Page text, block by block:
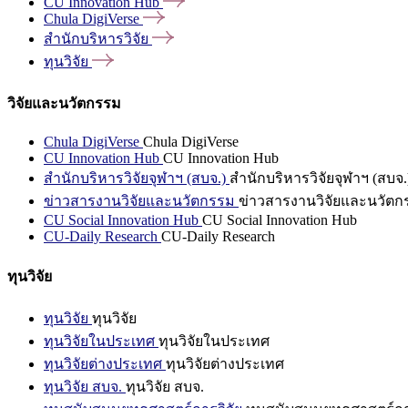
Chula DigiVerse
สำนักบริหารวิจัย
ทุนวิจัย
วิจัยและนวัตกรรม
Chula DigiVerse Chula DigiVerse
CU Innovation Hub CU Innovation Hub
สำนักบริหารวิจัยจุฬาฯ (สบจ.) สำนักบริหารวิจัยจุฬาฯ (สบจ
ข่าวสารงานวิจัยและนวัตกรรม ข่าวสารงานวิจัยและนวัตก
CU Social Innovation Hub CU Social Innovation Hub
CU-Daily Research CU-Daily Research
ทุนวิจัย
ทุนวิจัย ทุนวิจัย
ทุนวิจัยในประเทศ ทุนวิจัยในประเทศ
ทุนวิจัยต่างประเทศ ทุนวิจัยต่างประเทศ
ทุนวิจัย สบจ. ทุนวิจัย สบจ.